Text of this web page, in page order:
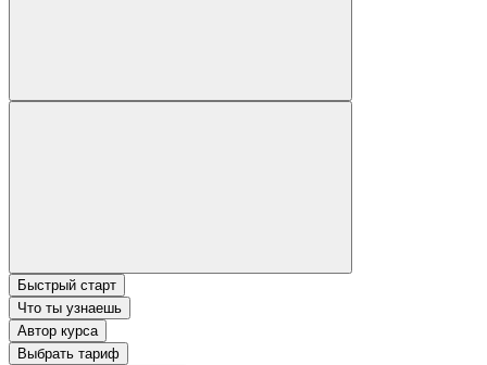
Быстрый старт
Что ты узнаешь
Автор курса
Выбрать тариф